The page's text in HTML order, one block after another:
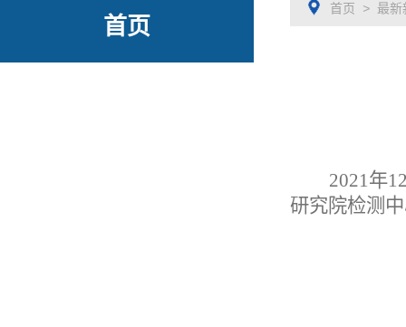
首页
首页 > 最新
2021年
研究院检测